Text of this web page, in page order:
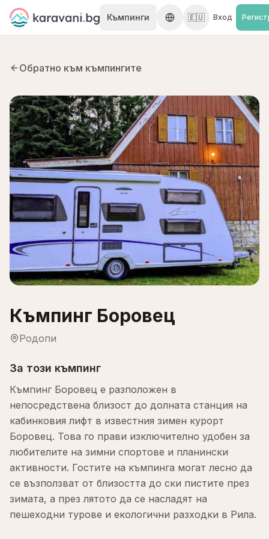
Skip to content
Къмпинги 🇪🇺 Вход
Обратно към къмпингите
Къмпинг Боровец
Родопи
За този къмпинг
Къмпинг Боровец е разположен в
непосредствена близост до долната станция на
кабинковия лифт в известния зимен курорт
Боровец. Това го прави изключително удобен за
любителите на зимни спортове и планински
активности. Гостите на къмпинга могат лесно да
се възползват от близостта до ски пистите през
зимата, а през лятото да се насладят на
пешеходни турове и екологични разходки в Рила.